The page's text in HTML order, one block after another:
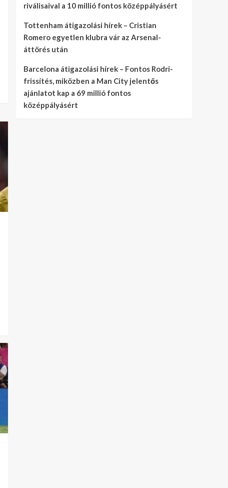
riválisaival a 10 millió fontos középpályásért
Tottenham átigazolási hírek – Cristian
Romero egyetlen klubra vár az Arsenal-
áttörés után
Barcelona átigazolási hírek – Fontos Rodri-
frissítés, miközben a Man City jelentős
ajánlatot kap a 69 millió fontos
középpályásért